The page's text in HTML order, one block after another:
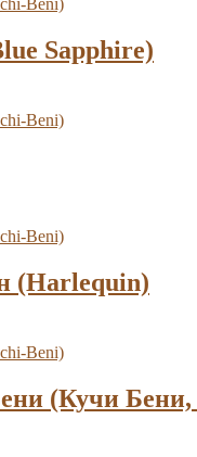
Sapphire)
(Harlequin)
(Кучи